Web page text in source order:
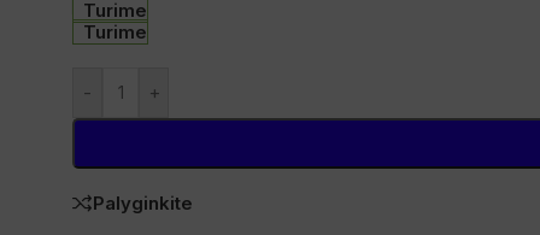
Turime
Turime
- +
Palyginkite